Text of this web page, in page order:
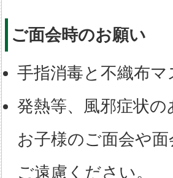
ご面会時のお願い
手指消毒と不織布
発熱等、風邪症状
お子様のご面会や
ご遠慮ください。